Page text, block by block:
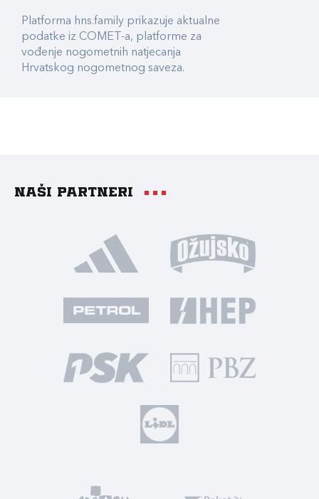
Platforma hns.family prikazuje aktualne
podatke iz COMET-a, platforme za
vođenje nogometnih natjecanja
Hrvatskog nogometnog saveza.
Naši partneri